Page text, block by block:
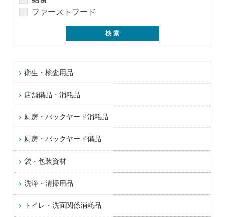
ファーストフード
衛生・検査用品
店舗備品・消耗品
厨房・バックヤード消耗品
厨房・バックヤード備品
袋・包装資材
洗浄・清掃用品
トイレ・洗面関係消耗品